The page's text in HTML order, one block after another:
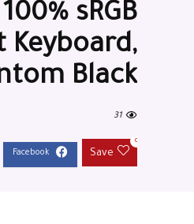
sRGB
Keyboard,
Black
31
Save
0